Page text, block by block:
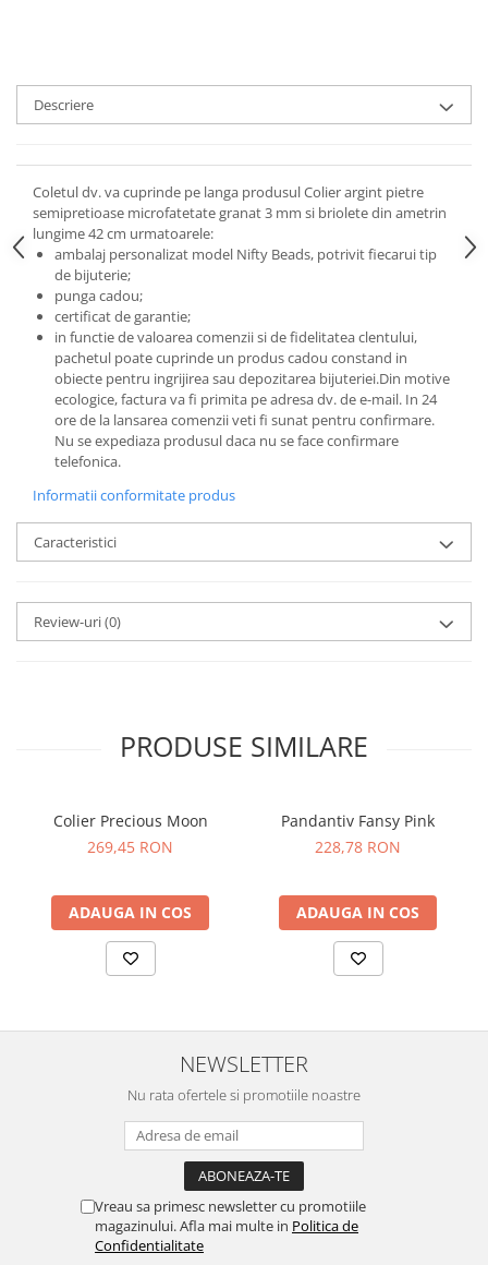
Descriere
Coletul dv. va cuprinde pe langa produsul Colier argint pietre
semipretioase microfatetate granat 3 mm si briolete din ametrin
lungime 42 cm urmatoarele:
ambalaj personalizat model Nifty Beads, potrivit fiecarui tip
de bijuterie;
punga cadou;
certificat de garantie;
in functie de valoarea comenzii si de fidelitatea clentului,
pachetul poate cuprinde un produs cadou constand in
obiecte pentru ingrijirea sau depozitarea bijuteriei.Din motive
ecologice, factura va fi primita pe adresa dv. de e-mail. In 24
ore de la lansarea comenzii veti fi sunat pentru confirmare.
Nu se expediaza produsul daca nu se face confirmare
telefonica.
Informatii conformitate produs
Caracteristici
Review-uri(0)
PRODUSE SIMILARE
Colier Precious Moon
269,45 RON
ADAUGA IN COS
Pandantiv Fansy Pink
228,78 RON
ADAUGA IN COS
NEWSLETTER
Nu rata ofertele si promotiile noastre
Vreau sa primesc newsletter cu promotiile
magazinului. Afla mai multe in Politica de
Confidentialitate